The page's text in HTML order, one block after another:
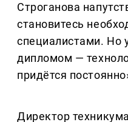
Строганова
становитесь
специалистами. Но
дипломом —
придётся
Директор